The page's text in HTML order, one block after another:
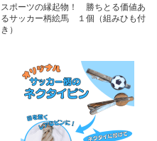
スポーツの縁起物！ 勝ちとる価値あ
るサッカー柄絵馬 １個（組みひも付
き）